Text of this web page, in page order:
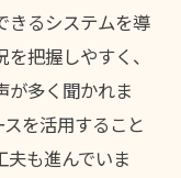
きるシステムを導
把握しやすく、
が多く聞かれま
を活用すること
も進んでいま